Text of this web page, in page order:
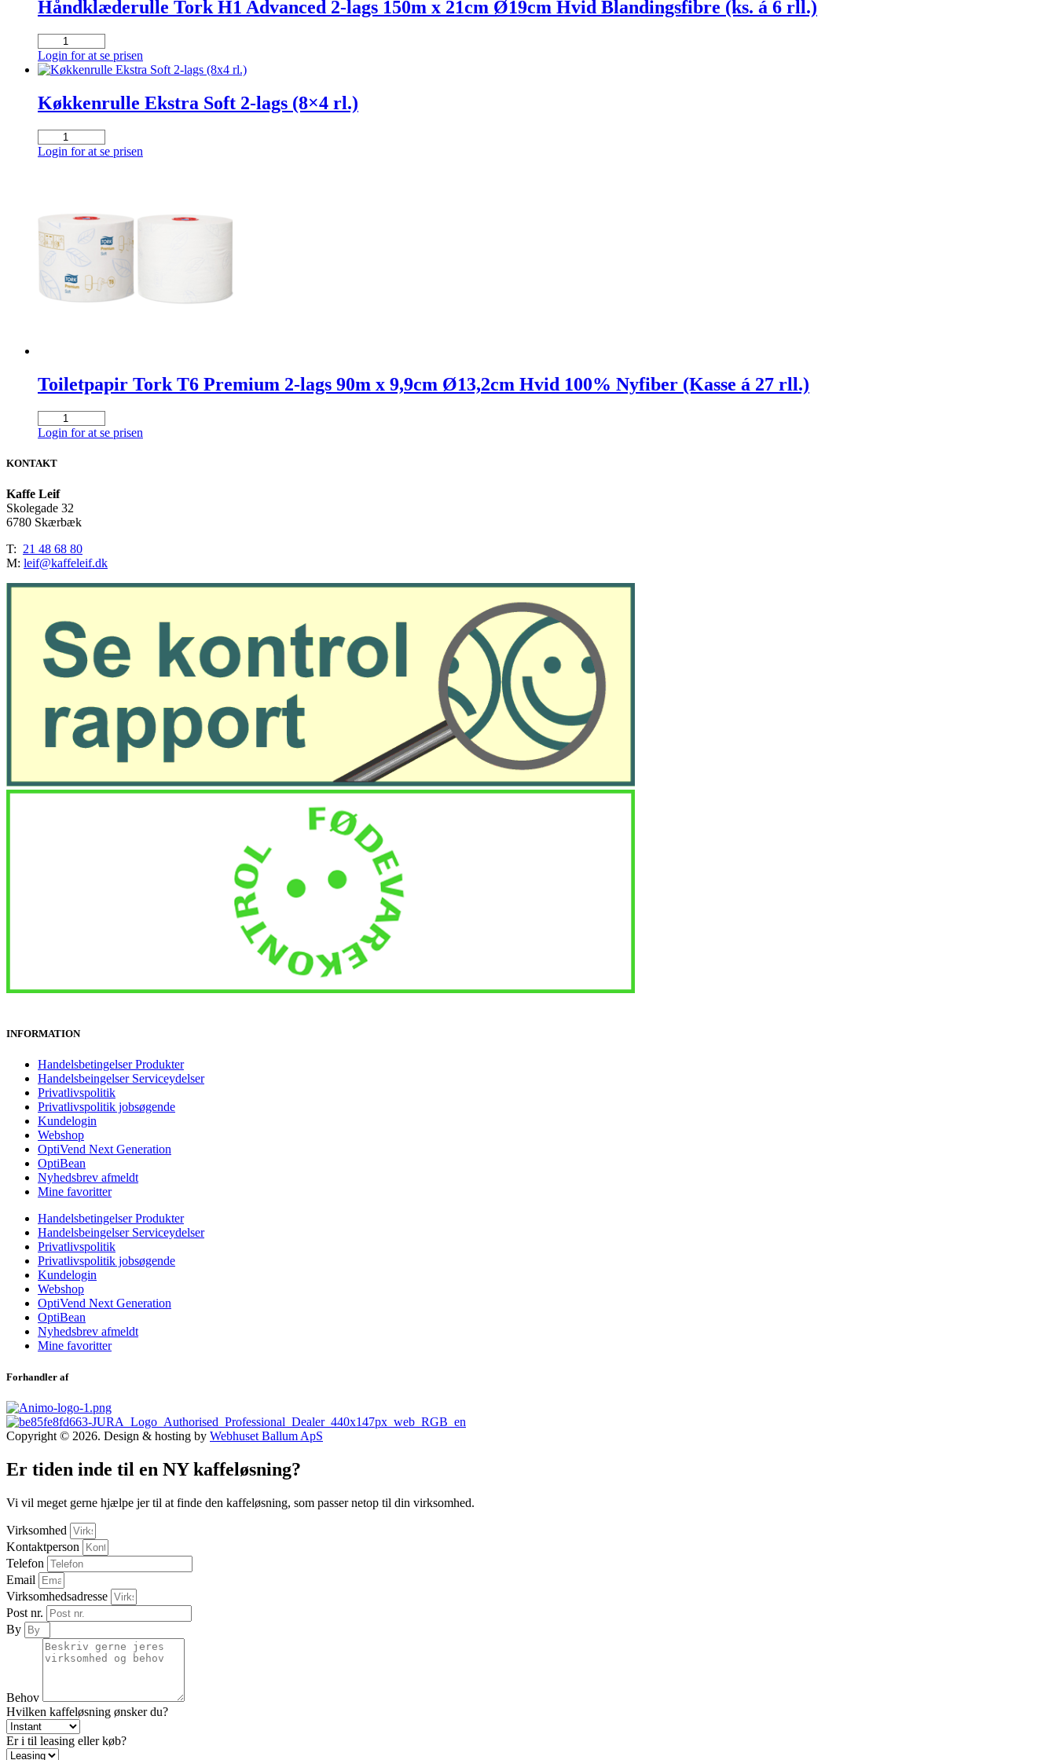
(6x500
Håndklæderulle Tork H1 Advanced 2-lags 150m x 21cm Ø19cm Hvid Blandingsfibre (ks. á 6 rll.)
Håndklæderulle
Tork
H1
2-
lags
21cm
6
rll.)
antal
Login for at se prisen
Køkkenrulle Ekstra Soft 2-lags (8×4 rl.)
Køkkenrulle
Ekstra
rl.)
antal
Login for at se prisen
Toiletpapir Tork T6 Premium 2-lags 90m x 9,9cm Ø13,2cm Hvid 100% Nyfiber (Kasse á 27 rll.)
Toiletpapir
Tork
Premium
lags
90m
x
9,9cm
Ø13,2cm
Hvid
100%
Nyfiber
27
rll.)
antal
Login for at se prisen
KONTAKT
Kaffe Leif
Skolegade 32
6780 Skærbæk
T: 21 48 68 80
M: leif@kaffeleif.dk
INFORMATION
Handelsbetingelser Produkter
Handelsbeingelser Serviceydelser
Privatlivspolitik
Privatlivspolitik jobsøgende
Kundelogin
Webshop
OptiVend Next Generation
OptiBean
Nyhedsbrev afmeldt
Mine favoritter
Handelsbetingelser Produkter
Handelsbeingelser Serviceydelser
Privatlivspolitik
Privatlivspolitik jobsøgende
Kundelogin
Webshop
OptiVend Next Generation
OptiBean
Nyhedsbrev afmeldt
Mine favoritter
Forhandler af
Copyright © 2026. Design & hosting by Webhuset Ballum ApS
Er tiden inde til en NY kaffeløsning?
Vi vil meget gerne hjælpe jer til at finde den kaffeløsning, som passer netop til din virksomhed.
Virksomhed
Kontaktperson
Telefon
Email
Virksomhedsadresse
Post nr.
By
Behov
Hvilken kaffeløsning ønsker du?
Er i til leasing eller køb?